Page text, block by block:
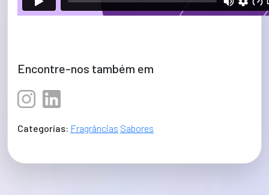
Encontre-nos também em
Categorías: Fragrâncias Sabores